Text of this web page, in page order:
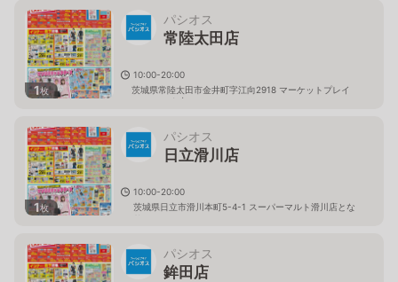
1枚
パシオス
常陸太田店
10:00-20:00
茨城県常陸太田市金井町字江向2918 マーケットプレイ
ス フェスタ内
1枚
パシオス
日立滑川店
10:00-20:00
茨城県日立市滑川本町5-4-1 スーパーマルト滑川店とな
パシオス
鉾田店